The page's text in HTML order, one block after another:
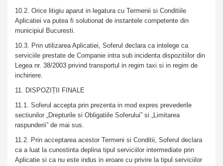
10.2. Orice litigiu aparut in legatura cu Termenii si Conditiile
Aplicatiei va putea fi solutionat de instantele competente din
municipiul Bucuresti.
10.3. Prin utilizarea Aplicatiei, Soferul declara ca intelege ca
serviciile prestate de Companie intra sub incidenta dispozitiilor din
Legea nr. 38/2003 privind transportul in regim taxi si in regim de
inchiriere.
11. DISPOZIȚII FINALE
11.1. Soferul accepta prin prezenta in mod expres prevederile
sectiunilor „Drepturile si Obligatiile Soferului” si „Limitarea
raspunderii” de mai sus.
11.2. Prin acceptarea acestor Termeni si Conditii, Soferul declara
ca a luat la cunostinta deplina tipul serviciilor intermediate prin
Aplicatie si ca nu este indus in eroare cu privire la tipul serviciilor